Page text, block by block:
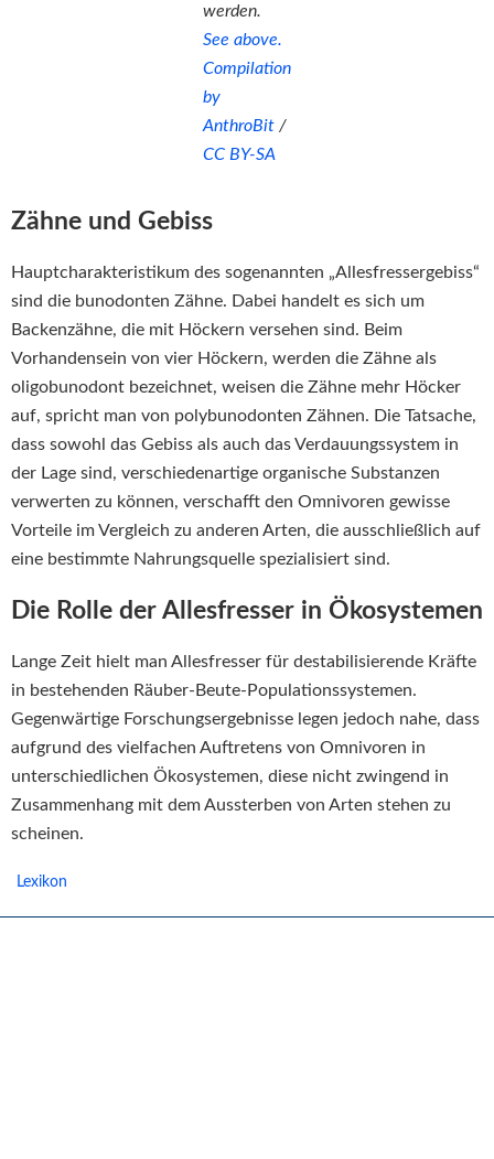
werden.
See above.
Compilation
by
AnthroBit /
CC BY-SA
Zähne und Gebiss
Hauptcharakteristikum des sogenannten „Allesfressergebiss“
sind die bunodonten Zähne. Dabei handelt es sich um
Backenzähne, die mit Höckern versehen sind. Beim
Vorhandensein von vier Höckern, werden die Zähne als
oligobunodont bezeichnet, weisen die Zähne mehr Höcker
auf, spricht man von polybunodonten Zähnen. Die Tatsache,
dass sowohl das Gebiss als auch das Verdauungssystem in
der Lage sind, verschiedenartige organische Substanzen
verwerten zu können, verschafft den Omnivoren gewisse
Vorteile im Vergleich zu anderen Arten, die ausschließlich auf
eine bestimmte Nahrungsquelle spezialisiert sind.
Die Rolle der Allesfresser in Ökosystemen
Lange Zeit hielt man Allesfresser für destabilisierende Kräfte
in bestehenden Räuber-Beute-Populationssystemen.
Gegenwärtige Forschungsergebnisse legen jedoch nahe, dass
aufgrund des vielfachen Auftretens von Omnivoren in
unterschiedlichen Ökosystemen, diese nicht zwingend in
Zusammenhang mit dem Aussterben von Arten stehen zu
scheinen.
Lexikon